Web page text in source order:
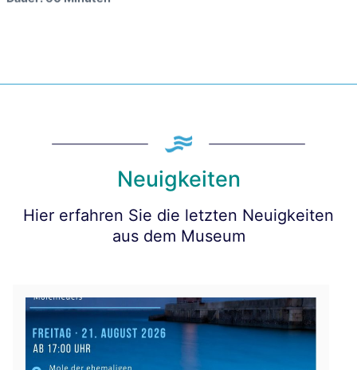
Neuigkeiten
Hier erfahren Sie die letzten Neuigkeiten
aus dem Museum